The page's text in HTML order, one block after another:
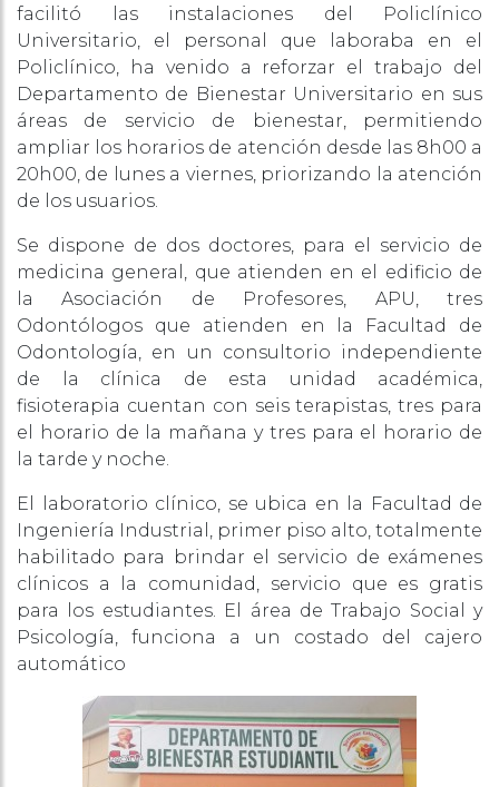
facilitó las instalaciones del Policlínico
Universitario, el personal que laboraba en el
Policlínico, ha venido a reforzar el trabajo del
Departamento de Bienestar Universitario en sus
áreas de servicio de bienestar, permitiendo
ampliar los horarios de atención desde las 8h00 a
20h00, de lunes a viernes, priorizando la atención
de los usuarios.
Se dispone de dos doctores, para el servicio de
medicina general, que atienden en el edificio de
la Asociación de Profesores, APU, tres
Odontólogos que atienden en la Facultad de
Odontología, en un consultorio independiente
de la clínica de esta unidad académica,
fisioterapia cuentan con seis terapistas, tres para
el horario de la mañana y tres para el horario de
la tarde y noche.
El laboratorio clínico, se ubica en la Facultad de
Ingeniería Industrial, primer piso alto, totalmente
habilitado para brindar el servicio de exámenes
clínicos a la comunidad, servicio que es gratis
para los estudiantes. El área de Trabajo Social y
Psicología, funciona a un costado del cajero
automático